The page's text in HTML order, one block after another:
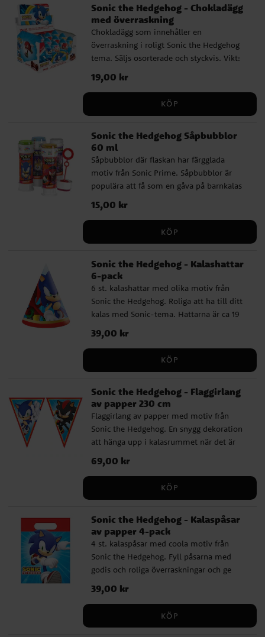
placeras direkt på tårtan Ingredienser:
Potatisstärkelse, vatten, olivolja,
maltodextrin, färgämnen: E102, E122, E133,
E151 (E102 och E122 kan ha negativ effekt
på barns beteende och koncentration).
Näringsvärde per 100 g: Energi 1463 kJ /
352 kcal | Fett 0,4 g varav mättat fett 0,3 g
| Kolhydrater 85 g varav socker 60 g |
sammansättning, ingredienser eller
näringsvärden sedan denna information
publicerades. Kontrollera alltid produktens
originalförpackning för de senaste
uppgifterna.
Sonic the Hedgehog - Chokladägg
med överraskning
Chokladägg som innehåller en
överraskning i roligt Sonic the Hedgehog
tema. Säljs osorterade och styckvis. Vikt:
20 gram Ingredienser: socker, kakaosmör,
mjölkpulver, kakaomassa, vasslepulver
(mjölk), emulgeringsmedel, sojalecitin,
naturlig vanilj arom. Kan innehålla spår av
kJ / 505 kcal | Fett 25,4 g varav mättat fett
15,2 g | Kolhydrater 59,5 g varav socker
58,3 g | Protein 8,3 g | Salt 0,4 g Observera
att tillverkaren kan ha ändrat
sammansättning, ingredienser eller
näringsvärden sedan denna information
publicerades. Kontrollera alltid produktens
originalförpackning för de senaste
Pris:19,00 kr
19,00 kr
KÖP
Sonic the Hedgehog Såpbubblor
60 ml
Såpbubblor där flaskan har färgglada
motiv från Sonic Prime. Såpbubblor är
populära att få som en gåva på barnkalas
och det är roligt blåsa bubblor
tillsammans. Priset är per styck och
Pris:15,00 kr
15,00 kr
KÖP
Sonic the Hedgehog - Kalashattar
6-pack
6 st. kalashattar med olika motiv från
Sonic the Hedgehog. Roliga att ha till ditt
kalas med Sonic-tema. Hattarna är ca 19
resårband.
Pris:39,00 kr
39,00 kr
KÖP
Sonic the Hedgehog - Flaggirlang
av papper 230 cm
Flaggirlang av papper med motiv från
Sonic the Hedgehog. En snygg dekoration
att hänga upp i kalasrummet när det är
dags för festligheter. Girlangen är ca 2,3
meter lång och varje vimpel är ca 24,5 cm
Pris :69,00 kr
69,00 kr
KÖP
Sonic the Hedgehog - Kalaspåsar
av papper 4-pack
4 st. kalaspåsar med coola motiv från
Sonic the Hedgehog. Fyll påsarna med
godis och roliga överraskningar och ge
dem sedan till barnen på ditt barnkalas.
Påsarna är tillverkade av FSC-märkt
Pris:39,00 kr
39,00 kr
KÖP